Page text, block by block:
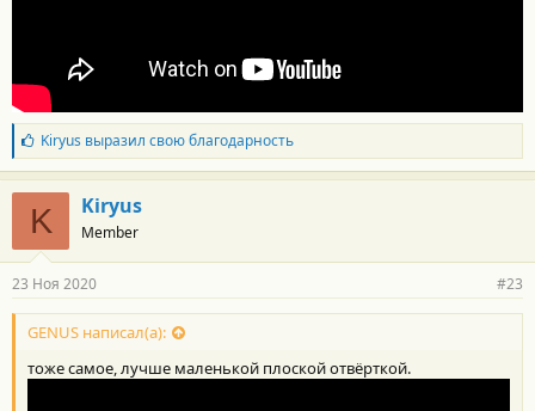
Б
л
а
г
о
д
а
н
о
с
и
Kiryus выразил свою благодарность
K Kiryus
Member
23 Ноя 2020 #23
GENUS написал(а):
тоже самое, лучше маленькой плоской отвёрткой.